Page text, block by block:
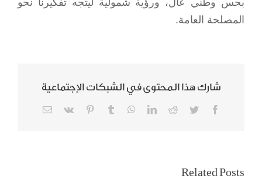
المصلحة العامة.
شارك هذا المحتوى في الشبكات الإجتماعية
Facebook
Twitter
Reddit
LinkedIn
WhatsApp
Tumblr
Pinterest
Vk
Email
Related Posts
تمكين المرأة